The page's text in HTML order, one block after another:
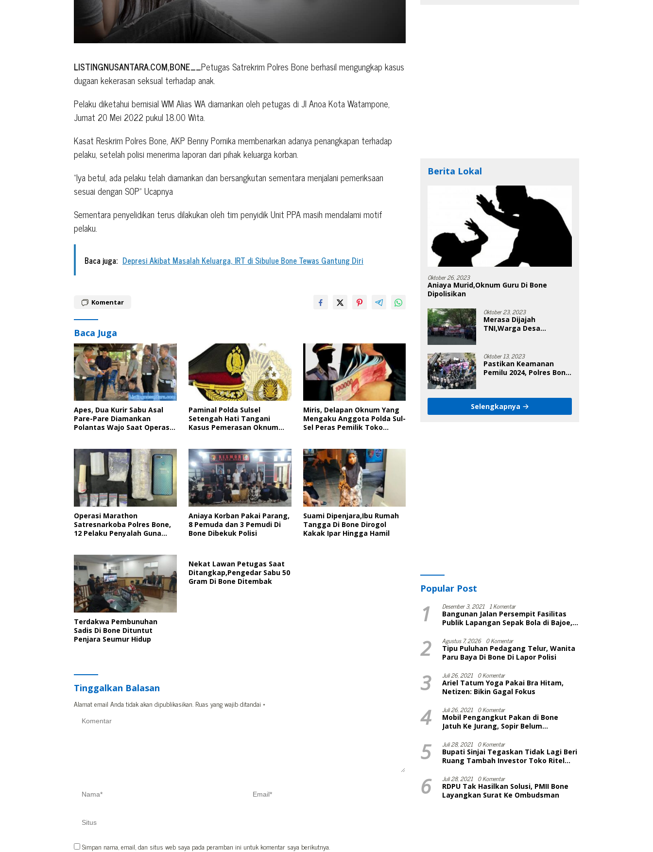
LISTINGNUSANTARA.COM,BONE__Petugas Satrekrim Polres Bone berhasil mengungkap kasus
dugaan kekerasan seksual terhadap anak.
Pelaku diketahui bernisial WM Alias WA diamankan oleh petugas di Jl Anoa Kota Watampone,
Jumat 20 Mei 2022 pukul 18.00 Wita.
Kasat Reskrim Polres Bone, AKP Benny Pornika membenarkan adanya penangkapan terhadap
pelaku, setelah polisi menerima laporan dari pihak keluarga korban.
“Iya betul, ada pelaku telah diamankan dan bersangkutan sementara menjalani pemeriksaan
sesuai dengan SOP” Ucapnya
Sementara penyelidikan terus dilakukan oleh tim penyidik Unit PPA masih mendalami motif
pelaku.
Baca juga: Depresi Akibat Masalah Keluarga, IRT di Sibulue Bone Tewas Gantung Diri
Komentar
Baca Juga
Apes, Dua Kurir Sabu Asal
Pare-Pare Diamankan
Polantas Wajo Saat Operasi
Paminal Polda Sulsel
Setengah Hati Tangani
Kasus Pemerasan Oknum
Miris, Delapan Oknum Yang
Mengaku Anggota Polda Sul-
Sel Peras Pemilik Toko
Operasi Marathon
Satresnarkoba Polres Bone,
12 Pelaku Penyalah Guna
Aniaya Korban Pakai Parang,
8 Pemuda dan 3 Pemudi Di
Bone Dibekuk Polisi
Suami Dipenjara,Ibu Rumah
Tangga Di Bone Dirogol
Kakak Ipar Hingga Hamil
Terdakwa Pembunuhan
Sadis Di Bone Dituntut
Penjara Seumur Hidup
Nekat Lawan Petugas Saat
Ditangkap,Pengedar Sabu 50
Gram Di Bone Ditembak
Tinggalkan Balasan
Alamat email Anda tidak akan dipublikasikan. Ruas yang wajib ditandai *
Simpan nama, email, dan situs web saya pada peramban ini untuk komentar saya berikutnya.
Berita Lokal
Oktober 26, 2023
Aniaya Murid,Oknum Guru Di Bone
Dipolisikan
Oktober 23, 2023
Merasa Dijajah
TNI,Warga Desa
Oktober 13, 2023
Pastikan Keamanan
Pemilu 2024, Polres Bone
Selengkapnya
Popular Post
1 Desember 3, 2021 1 Komentar
Bangunan Jalan Persempit Fasilitas
Publik Lapangan Sepak Bola di Bajoe,
Selesai
2 Agustus 7, 2026 0 Komentar
Tipu Puluhan Pedagang Telur, Wanita
Paru Baya Di Bone Di Lapor Polisi
3 Juli 26, 2021 0 Komentar
Ariel Tatum Yoga Pakai Bra Hitam,
Netizen: Bikin Gagal Fokus
4 Juli 26, 2021 0 Komentar
Mobil Pengangkut Pakan di Bone
Jatuh Ke Jurang, Sopir Belum
5 Juli 28, 2021 0 Komentar
Bupati Sinjai Tegaskan Tidak Lagi Beri
Ruang Tambah Investor Toko Ritel
6 Juli 28, 2021 0 Komentar
RDPU Tak Hasilkan Solusi, PMII Bone
Layangkan Surat Ke Ombudsman